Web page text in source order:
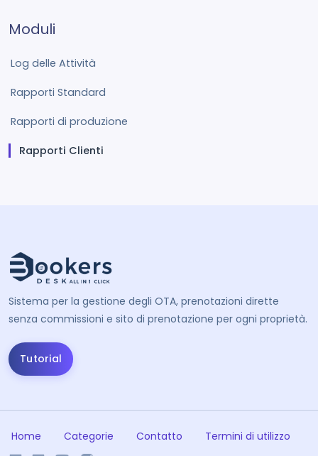
Moduli
Log delle Attività
Rapporti Standard
Rapporti di produzione
Rapporti Clienti
Sistema per la gestione degli OTA, prenotazioni dirette
senza commissioni e sito di prenotazione per ogni proprietà.
Tutorial
Home Categorie Contatto Termini di utilizzo